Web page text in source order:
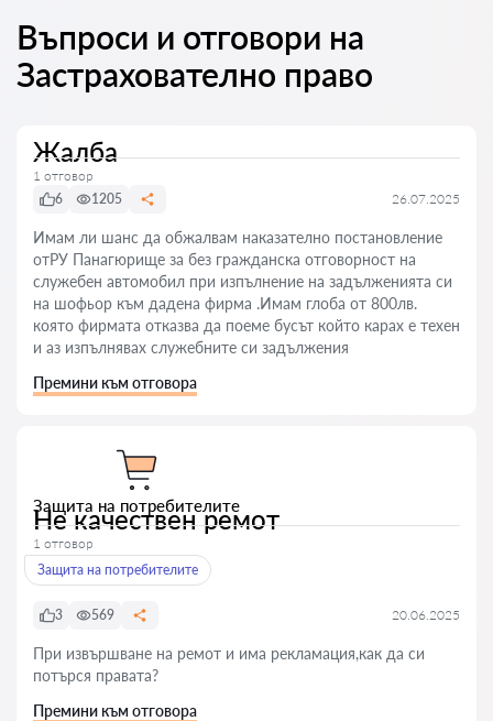
Въпроси и отговори на
Застрахователно право
Жалба
1 отговор
6
1205 26.07.2025
Имам ли шанс да обжалвам наказателно постановление
отРУ Панагюрище за без гражданска отговорност на
служебен автомобил при изпълнение на задълженията си
на шофьор към дадена фирма .Имам глоба от 800лв.
която фирмата отказва да поеме бусът който карах е техен
и аз изпълнявах служебните си задължения
Премини към отговора
Защита на потребителите
Не качествен ремот
1 отговор
Защита на потребителите
3 569 20.06.2025
При извършване на ремот и има рекламация,как да си
потърся правата?
Премини към отговора